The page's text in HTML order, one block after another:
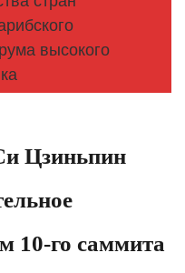
высокого
Цзиньпин
10‑го саммита